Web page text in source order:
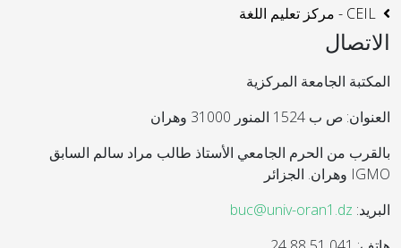
CEIL - مركز تعليم اللغة
الاتصال
المكتبة الجامعة المركزية
العنوان: ص ب 1524 المنور 31000 وهران
بالقرب من الحرم الجامعي الأستاذ طالب مراد سالم السابق
IGMO وهران. الجزائر
البريد: buc@univ-oran1.dz